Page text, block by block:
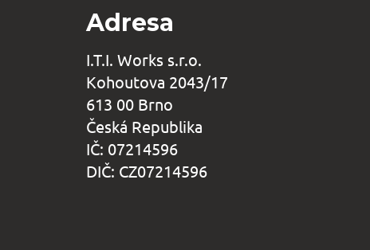
Adresa
I.T.I. Works s.r.o.
Kohoutova 2043/17
613 00 Brno
Česká Republika
IČ: 07214596
DIČ: CZ07214596